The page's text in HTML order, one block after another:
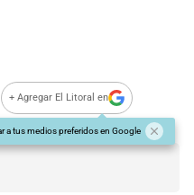
+ Agregar El Litoral en
a tus medios preferidos en Google